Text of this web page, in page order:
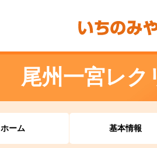
尾州一宮レ
ホーム 基本情報